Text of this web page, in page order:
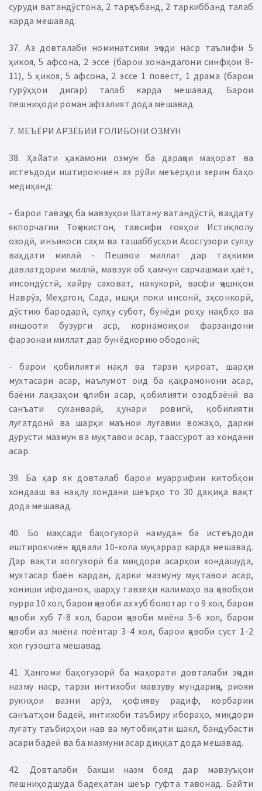
суруди ватандӯстона, 2 тарҷеъбанд, 2 таркиббанд талаб
карда мешавад.
37. Аз довталаби номинатсияи эҷоди наср таълифи 5
ҳикоя, 5 афсона, 2 эссе (барои хонандагони синфҳои 8-
11), 5 ҳикоя, 5 афсона, 2 эссе 1 повест, 1 драма (барои
гурӯҳҳои дигар) талаб карда мешавад. Барои
пешниҳоди роман афзалият дода мешавад.
7. МЕЪЁРИ АРЗЁБИИ ҒОЛИБОНИ ОЗМУН
38. Ҳайати ҳакамони озмун ба дараҷаи маҳорат ва
истеъдоди иштирокчиён аз рӯйи меъёрҳои зерин баҳо
медиҳанд:
- барои таваҷҷуҳ ба мавзуҳои Ватану ватандӯстӣ, ваҳдату
якпорчагии Тоҷикистон, тавсифи ғояҳои Истиқлолу
озодӣ, инъикоси саҳм ва ташаббусҳои Асосгузори сулҳу
ваҳдати миллӣ - Пешвои миллат дар таҳкими
давлатдории миллӣ, мавзуи об ҳамчун сарчашмаи ҳаёт,
инсондӯстӣ, хайру саховат, накукорӣ, васфи ҷашнҳои
Наврӯз, Меҳргон, Сада, ишқи поки инсонӣ, эҳсонкорӣ,
дӯстию бародарӣ, сулҳу субот, бунёди роҳу нақбҳо ва
иншооти бузурги аср, корнамоиҳои фарзандони
фарзонаи миллат дар бунёдкорию ободонӣ;
- барои қобилияти нақл ва тарзи қироат, шарҳи
мухтасари асар, маълумот оид ба қаҳрамонони асар,
баёни лаҳзаҳои ҷолиби асар, қобилияти озодбаёнӣ ва
санъати суханварӣ, ҳунари ровигӣ, қобилияти
луғатдонӣ ва шарҳи маънои луғавии вожаҳо, дарки
дурусти мазмун ва муҳтавои асар, таассурот аз хондани
асар.
39. Ба ҳар як довталаб барои муаррифии китобҳои
хондааш ва нақлу хондани шеърҳо то 30 дақиқа вақт
дода мешавад.
40. Бо мақсади баҳогузорӣ намудан ба истеъдоди
иштирокчиён ҷадвали 10-хола муқаррар карда мешавад.
Дар вақти холгузорӣ ба миқдори асарҳои хондашуда,
мухтасар баён кардан, дарки мазмуну муҳтавои асар,
хониши ифоданок, шарҳу тавзеҳи калимаҳо ва ҷавобҳои
пурра 10 хол, барои ҷавоби аз хуб болотар то 9 хол, барои
ҷавоби хуб 7-8 хол, барои ҷавоби миёна 5-6 хол, барои
ҷавоби аз миёна поёнтар 3-4 хол, барои ҷавоби суст 1-2
хол гузошта мешавад.
41. Ҳангоми баҳогузорӣ ба маҳорати довталаби эҷоди
назму наср, тарзи интихоби мавзуву мундариҷа, риояи
рукнҳои вазни арӯз, қофияву радиф, корбарии
санъатҳои бадеӣ, интихоби таъбиру ибораҳо, миқдори
луғату таъбирҳои нав ва мутобиқати шакл, бандубасти
асари бадеӣ ва ба мазмуни асар диққат дода мешавад.
42. Довталаби бахши назм бояд дар мавзуъҳои
пешниҳодшуда бадеҳатан шеър гуфта тавонад. Байти